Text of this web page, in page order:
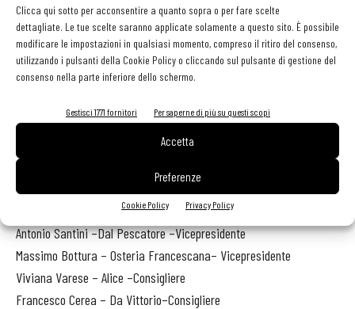
Clicca qui sotto per acconsentire a quanto sopra o per fare scelte
dettagliate. Le tue scelte saranno applicate solamente a questo sito. È possibile
modificare le impostazioni in qualsiasi momento, compreso il ritiro del consenso,
utilizzando i pulsanti della Cookie Policy o cliccando sul pulsante di gestione del
consenso nella parte inferiore dello schermo.
Gestisci 1771 fornitori Per saperne di più su questi scopi
Accetta
Preferenze
Cookie Policy Privacy Policy
all’Azienda Agricola Fratelli Bucci,storica azienda
marchigiana che ha contribuito in modo determinante alla
diffusione e affermazione del Verdicchio dei Castelli di Jesi.
Il premioExperience Pommery alla miglior selezione di
selezione di Champagne fra le più preziose e ricercate in Italia.
Questo il Consiglio Direttivo 2019
Ezio Santin – Presidente onorario
Claudio Sadler –Sadler–Presidente
Antonio Santini –Dal Pescatore –Vicepresidente
Massimo Bottura – Osteria Francescana– Vicepresidente
Viviana Varese – Alice –Consigliere
Francesco Cerea – Da Vittorio–Consigliere